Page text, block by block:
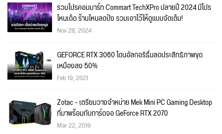
รวมโปรคอมมาร์ท Commart TechXPro ปลายปี 2024 มีโปร
ไหนเด็ด ร้านไหนลดปัง รวมเอาไว้ให้ดูแบบจัดเต็ม!
Nov 28, 2024
GEFORCE RTX 3060 โดนอัลกอริธึ่มลดประสิทธิภาพขุด
เหมืองลง 50%
Feb 19, 2021
Zotac - เตรียมวางจำหน่าย Mek Mini PC Gaming Desktop
ที่มาพร้อมกับการ์ดจอ GeForce RTX 2070
Mar 22, 2019